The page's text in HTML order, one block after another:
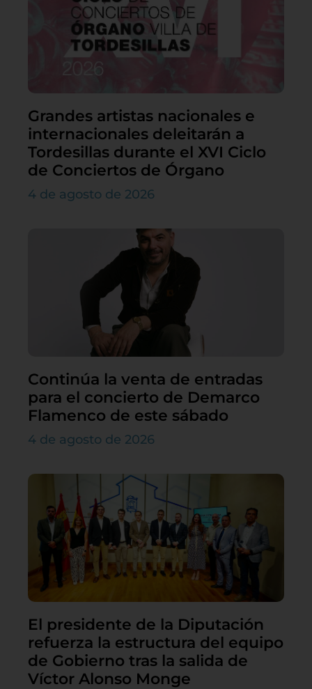
Grandes artistas nacionales e
internacionales deleitarán a
Tordesillas durante el XVI Ciclo
de Conciertos de Órgano
4 de agosto de 2026
Continúa la venta de entradas
para el concierto de Demarco
Flamenco de este sábado
4 de agosto de 2026
El presidente de la Diputación
refuerza la estructura del equipo
de Gobierno tras la salida de
Víctor Alonso Monge